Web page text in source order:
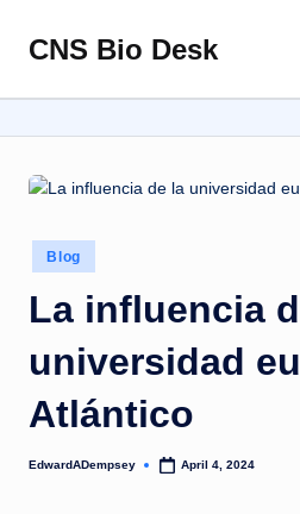
Skip
content
CNS Bio Desk
Life
Story
Posted
in
Blog
La influencia
universidad
Atlántico
Posted
EdwardADempsey April 4, 2024